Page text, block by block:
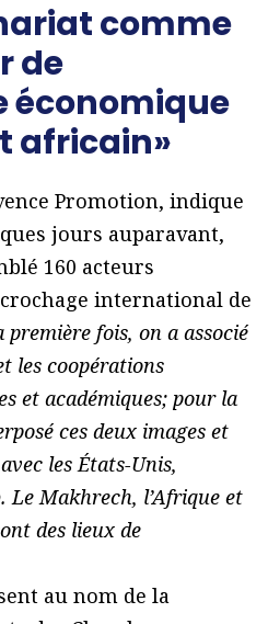
comme
de
économique
africain»
Promotion, indique
jours auparavant,
160 acteurs
international de
première fois, on a associé
les coopérations
et académiques; pour la
ces deux images et
les États-Unis,
Le Makhrech, l’Afrique et
des lieux de
au nom de la